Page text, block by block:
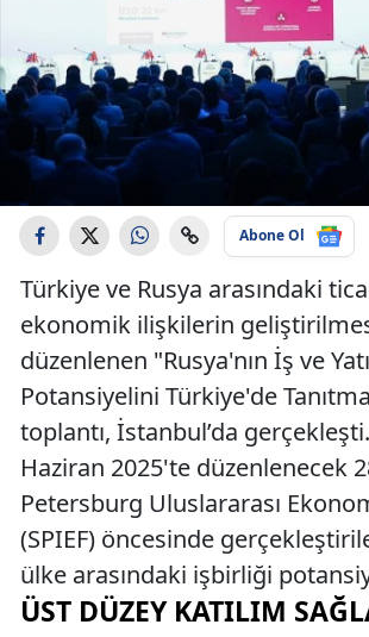
Abone Ol
Türkiye ve Rusya arasındaki
ekonomik ilişkilerin
düzenlenen "Rusya'nın İş ve
Potansiyelini Türkiye'de
toplantı, İstanbul’da
Haziran 2025'te düzenlenecek
Petersburg Uluslararası
(SPIEF) öncesinde
ülke arasındaki işbirliği
ÜST DÜZEY KATILIM